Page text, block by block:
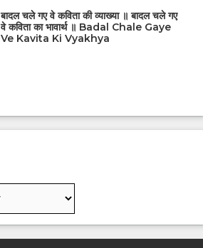
बादल चले गए वे कविता की व्याख्या ॥ बादल चले गए
वे कविता का भावार्थ ॥ Badal Chale Gaye
Ve Kavita Ki Vyakhya